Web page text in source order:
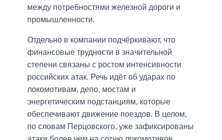
между потребностями железной дороги и
промышленности.
Отдельно в компании подчёркивают, что
финансовые трудности в значительной
степени связаны с ростом интенсивности
российских атак. Речь идёт об ударах по
локомотивам, депо, мостам и
энергетическим подстанциям, которые
обеспечивают движение поездов. В целом,
по словам Перцовского, уже зафиксированы